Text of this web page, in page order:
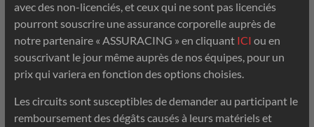
avec des non-licenciés, et ceux qui ne sont pas licenciés
pourront souscrire une assurance corporelle auprès de
notre partenaire « ASSURACING » en cliquant ICI ou en
souscrivant le jour même auprès de nos équipes, pour un
prix qui variera en fonction des options choisies.
Les circuits sont susceptibles de demander au participant le
remboursement des dégâts causés à leurs matériels et